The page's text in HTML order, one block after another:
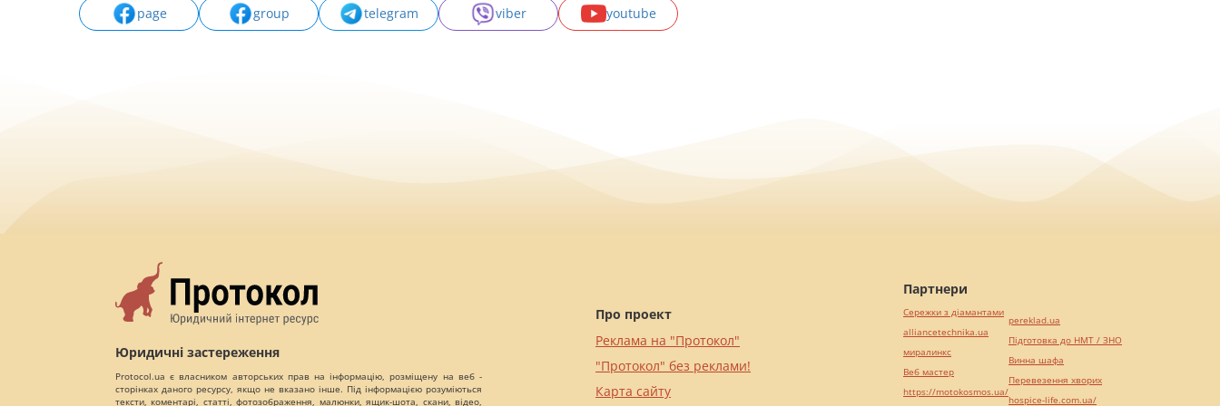
page group telegram viber youtube
Юридичні застереження
Protocol.ua є власником авторських прав на інформацію, розміщену на веб -
сторінках даного ресурсу, якщо не вказано інше. Під інформацією розуміються
тексти, коментарі, статті, фотозображення, малюнки, ящик-шота, скани, відео,
Про проект
Реклама на "Протокол"
"Протокол" без реклами!
Карта сайту
Партнери
Сережки з діамантами
alliancetechnika.ua
миралинкс
Веб мастер
https://motokosmos.ua/
pereklad.ua
Підготовка до НМТ / ЗНО
Винна шафа
Перевезення хворих
hospice-life.com.ua/